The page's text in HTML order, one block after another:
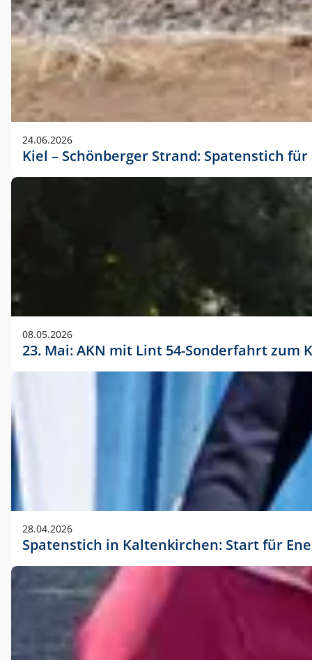
24.06.2026
Kiel – Schönberger Strand: Spatenstich
08.05.2026
23. Mai: AKN mit Lint 54-Sonderfahrt
28.04.2026
Spatenstich in Kaltenkirchen: Start für